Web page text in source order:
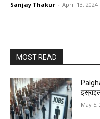
Sanjay Thakur - April 13, 2024
MOST READ
May 5,